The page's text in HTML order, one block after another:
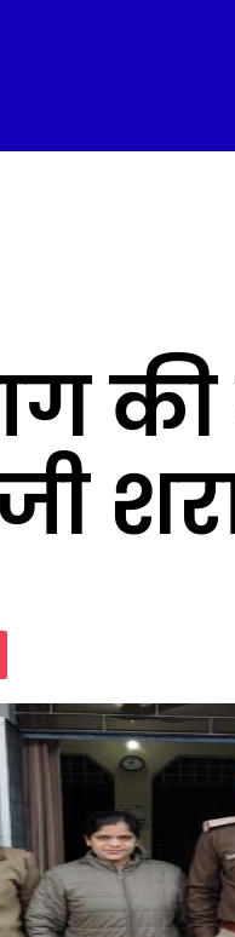
की
Pocket